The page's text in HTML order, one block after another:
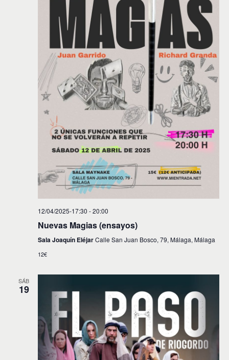
12/04/2025-17:30 -20:00
Nuevas Magias (ensayos)
Sala Joaquín EléjarCalle San Juan Bosco, 79, Málaga, Málaga
12€
SÁB
19